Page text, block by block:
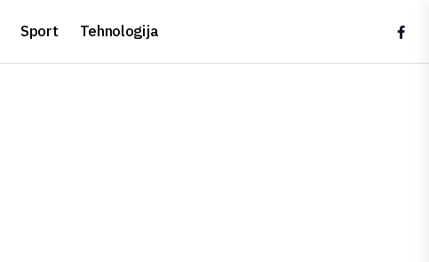
Sport Tehnologija